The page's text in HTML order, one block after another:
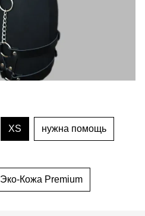
XS нужна помощь
Эко-Кожа Premium